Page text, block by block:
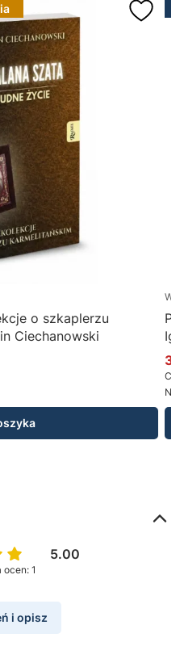
o szkaplerzu
Ciechanowski
5.00
ocen: 1
i opisz